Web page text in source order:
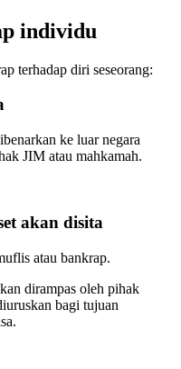
individu
terhadap diri seseorang:
ke luar negara
JIM atau mahkamah.
akan disita
atau bankrap.
dirampas oleh pihak
bagi tujuan